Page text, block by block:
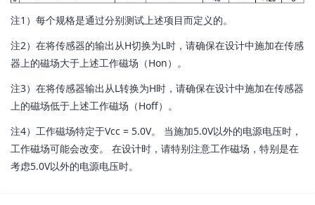
注1）每个规格是通过分别测试上述项目而定义的。
注2）在将传感器的输出从H切换为L时，请确保在设计中施加在传感
器上的磁场大于上述工作磁场（Hon）。
注3）在将传感器输出从L转换为H时，请确保在设计中施加在传感器
上的磁场低于上述工作磁场（Hoff）。
注4）工作磁场特定于Vcc = 5.0V。 当施加5.0V以外的电源电压时，
工作磁场可能会改变。 在设计时，请特别注意工作磁场，特别是在
考虑5.0V以外的电源电压时。